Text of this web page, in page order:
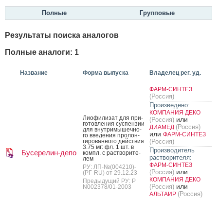
Полные Групповые
Результаты поиска аналогов
Полные аналоги: 1
Название Форма выпуска Владелец рег. уд.
Бусерелин-депо
Ли­офи­лизат для при­
готов­ле­ния сус­пензии
для внут­ри­мышеч­но­
го вве­дения про­лон­
ги­рован­но­го дей­ствия
3.75 мг: фл. 1 шт. в
компл. с рас­тво­рите­
лем
РУ: ЛП-№(004210)-
(РГ-RU) от 29.12.23
Предыдущий РУ: Р
N002378/01-2003
ФАРМ-СИНТЕЗ
(Россия)
Произведено:
КОМПАНИЯ ДЕКО
(Россия) или
ДИАМЕД (Россия)
или ФАРМ-СИНТЕЗ
(Россия)
Производитель
растворителя:
ФАРМ-СИНТЕЗ
(Россия) или
КОМПАНИЯ ДЕКО
(Россия) или
АЛЬТАИР (Россия)